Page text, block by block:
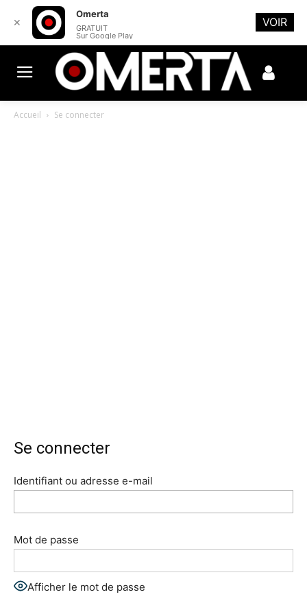
Accueil Se connecter
Se connecter
Identifiant ou adresse e-mail
Mot de passe
Afficher le mot de passe
✕
Omerta
GRATUIT
Sur Google Play
VOIR